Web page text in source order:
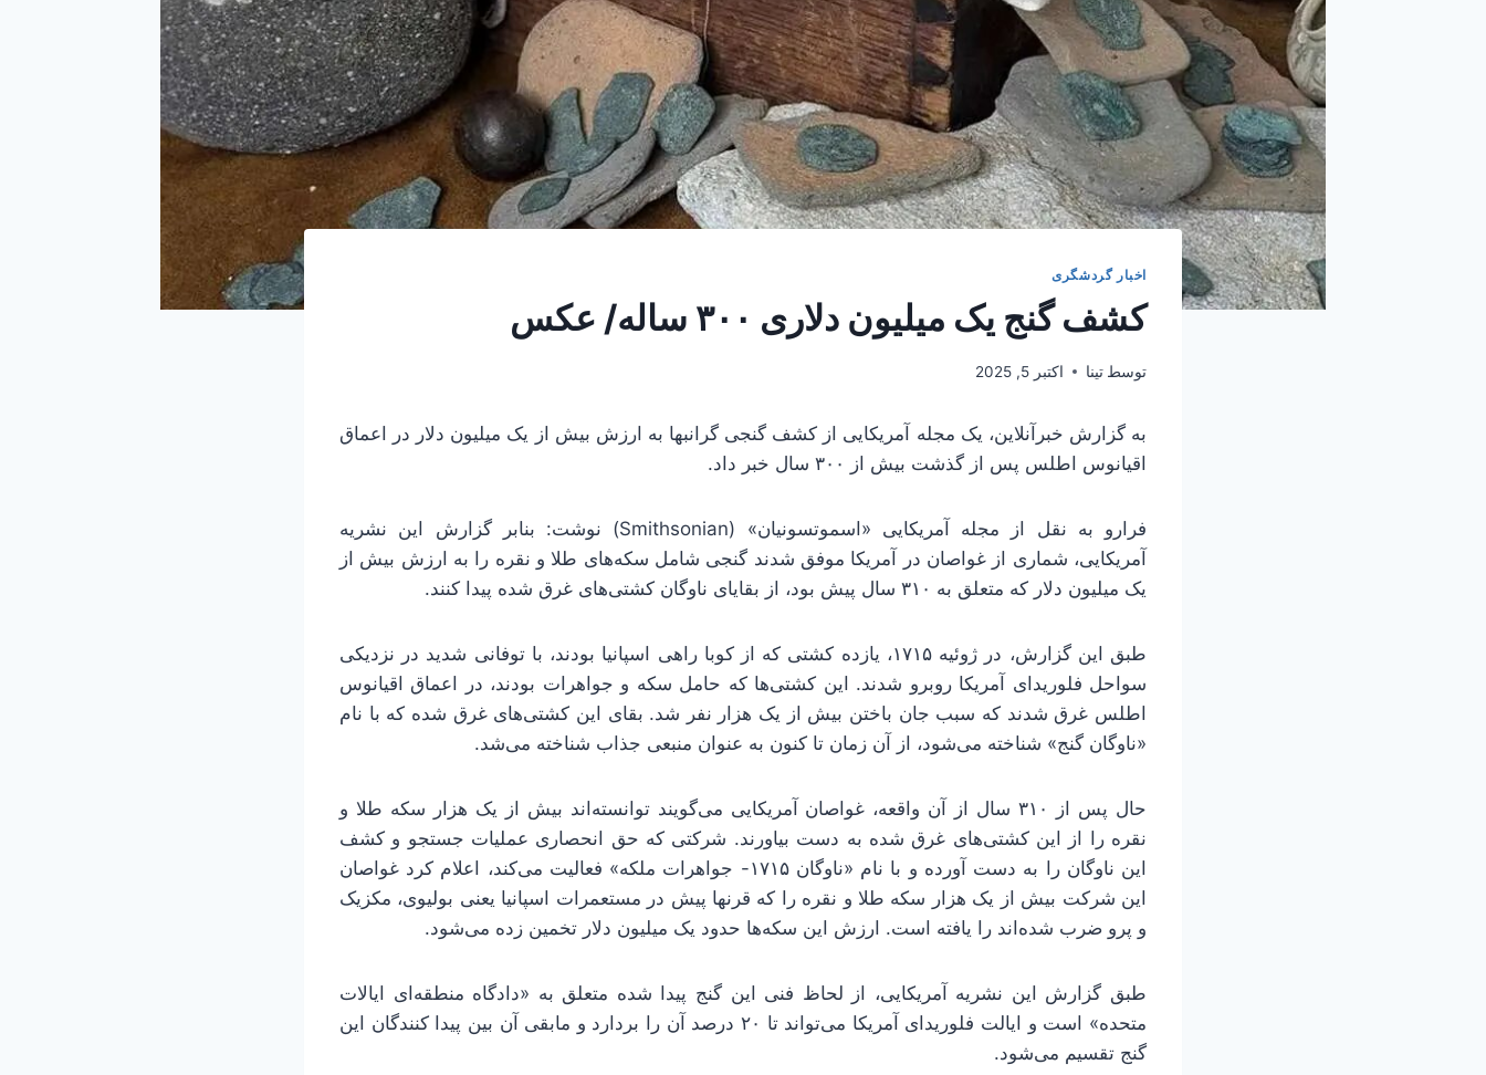
اخبار گردشگری
کشف گنج یک میلیون دلاری ۳۰۰ ساله/ عکس
توسط تینا اکتبر 5, 2025
به گزارش خبرآنلاین، یک مجله آمریکایی از کشف گنجی گرانبها به ارزش بیش از یک میلیون دلار در اعماق
اقیانوس اطلس پس از گذشت بیش از ۳۰۰ سال خبر داد.
فرارو به نقل از مجله آمریکایی «اسموتسونیان» (Smithsonian) نوشت: بنابر گزارش این نشریه
آمریکایی، شماری از غواصان در آمریکا موفق شدند گنجی شامل سکه‌های طلا و نقره را به ارزش بیش از
یک میلیون دلار که متعلق به ۳۱۰ سال پیش بود، از بقایای ناوگان کشتی‌های غرق شده پیدا کنند.
طبق این گزارش، در ژوئیه ۱۷۱۵، یازده کشتی که از کوبا راهی اسپانیا بودند، با توفانی شدید در نزدیکی
سواحل فلوریدای آمریکا روبرو شدند. این کشتی‌ها که حامل سکه و جواهرات بودند، در اعماق اقیانوس
اطلس غرق شدند که سبب جان باختن بیش از یک هزار نفر شد. بقای این کشتی‌های غرق شده که با نام
«ناوگان گنج» شناخته می‌شود، از آن زمان تا کنون به عنوان منبعی جذاب شناخته می‌شد.
حال پس از ۳۱۰ سال از آن واقعه، غواصان آمریکایی می‌گویند توانسته‌اند بیش از یک هزار سکه طلا و
نقره را از این کشتی‌های غرق شده به دست بیاورند. شرکتی که حق انحصاری عملیات جستجو و کشف
این ناوگان را به دست آورده و با نام «ناوگان ۱۷۱۵- جواهرات ملکه» فعالیت می‌کند، اعلام کرد غواصان
این شرکت بیش از یک هزار سکه طلا و نقره را که قرنها پیش در مستعمرات اسپانیا یعنی بولیوی، مکزیک
و پرو ضرب شده‌اند را یافته است. ارزش این سکه‌ها حدود یک میلیون دلار تخمین زده می‌شود.
طبق گزارش این نشریه آمریکایی، از لحاظ فنی این گنج پیدا شده متعلق به «دادگاه منطقه‌ای ایالات
متحده» است و ایالت فلوریدای آمریکا می‌تواند تا ۲۰ درصد آن را بردارد و مابقی آن بین پیدا کنندگان این
گنج تقسیم می‌شود.